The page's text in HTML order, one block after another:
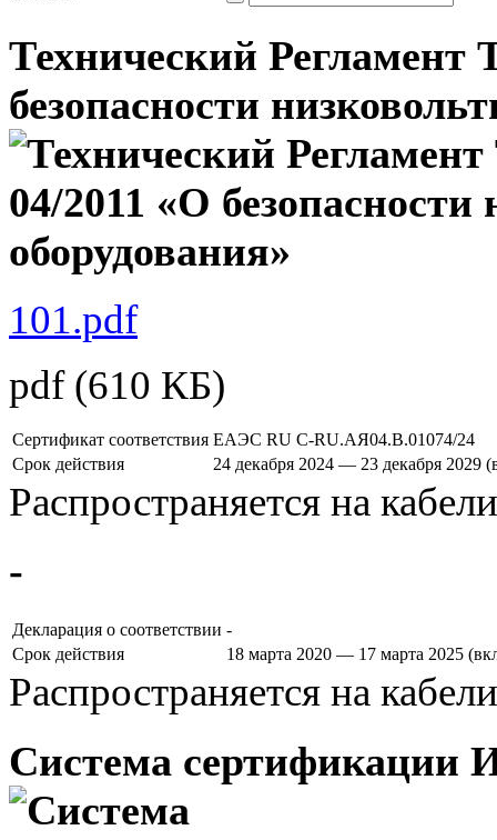
Технический Регламент
безопасности
101.pdf
pdf(610 КБ)
Сертификат соответствия ЕАЭС RU С-RU.АЯ04.В.01074/24
Срок действия
24 декабря 2024 — 23 декабря 2029
Распространяется на
-
Декларация о соответствии -
Срок действия
18 марта 2020 — 17 марта 2025
Распространяется на
Система